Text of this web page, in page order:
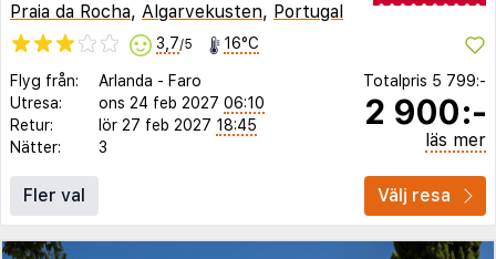
Praia da Rocha, Algarvekusten, Portugal
3,7/5 16°C
Flyg från: Arlanda - Faro
Utresa:
ons 24 feb 2027 06:10
Retur:
lör 27 feb 2027 18:45
Nätter:
3
Totalpris 5 799:-
2 900:-
läs mer
Fler val Välj resa